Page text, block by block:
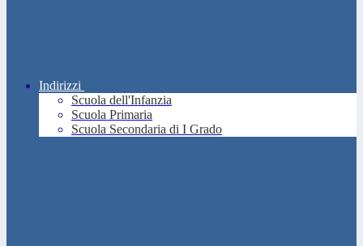
Indirizzi
Scuola dell'Infanzia
Scuola Primaria
Scuola Secondaria di I Grado